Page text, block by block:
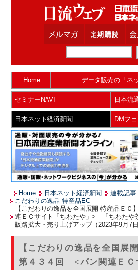
Home データ販売の「ネ
セミナーNAVI 日本流
日本ネット経済新聞 DMフ
Home 日本ネット経済新聞
連載記事
こだわりの逸品 特産品EC
【こだわりの逸品を全国展開 特産品Ｅ
連ＥＣサイト「ちわたや」> 「ちわたや
販路拡大・売り上げアップ（2023年9月7日
【こだわりの逸品を全国展
第４３４回 <パン関連ＥＣ